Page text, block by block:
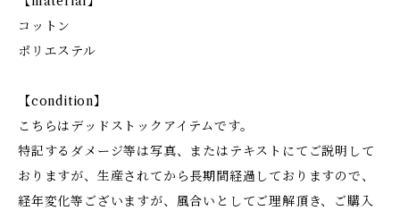
コットン
ポリエステル
【condition】
こちらはデッドストックアイテムです。
特記するダメージ等は写真、またはテキストにてご説明して
おりますが、生産されてから長期間経過しておりますので、
経年変化等ございますが、風合いとしてご理解頂き、ご購入